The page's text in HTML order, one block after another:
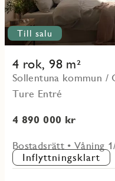
Till salu
4 rok, 98 m²
Sollentuna kommun /
Ture Entré
4 890 000 kr
Bostadsrätt • Våning
Inflyttningsklart